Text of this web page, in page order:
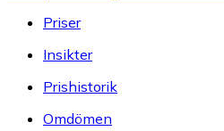
Priser
Insikter
Prishistorik
Omdömen